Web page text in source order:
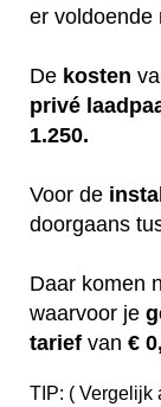
er voldoende
De kosten
privé
1.250.
Voor de
doorgaans
Daar komen
waarvoor je
tarief van €
TIP: ( Vergelijk